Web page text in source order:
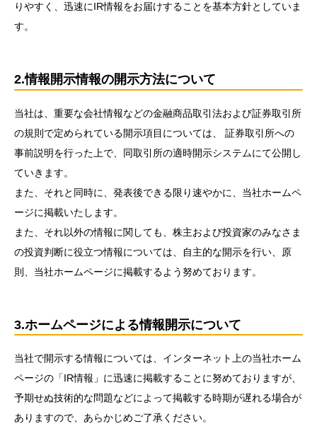
りやすく、迅速にIR情報をお届けすることを基本方針としていま
す。
2.情報開示情報の開示方法について
当社は、重要な会社情報などの金融商品取引法および証券取引所
の規則で定められている開示項目については、 証券取引所への
事前説明を行った上で、同取引所の適時開示システムにて公開し
ていきます。
また、それと同時に、発表後できる限り速やかに、当社ホームペ
ージに掲載いたします。
また、それ以外の情報に関しても、株主および投資家のみなさま
の投資判断に役立つ情報については、自主的な開示を行い、原
則、当社ホームページに掲載するよう努めております。
3.ホームページによる情報開示について
当社で開示する情報については、インターネット上の当社ホーム
ページの「IR情報」に迅速に掲載することに努めておりますが、
予期せぬ技術的な問題などによって掲載する時期が遅れる場合が
ありますので、あらかじめご了承ください。